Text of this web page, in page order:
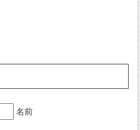
名前